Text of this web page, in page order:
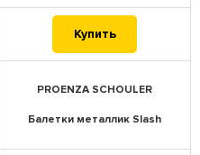
Купить
PROENZA SCHOULER
Балетки металлик Slash